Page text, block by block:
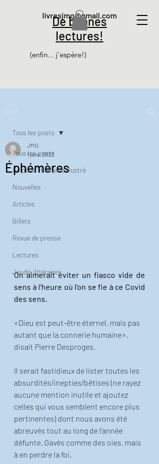
De bonnes
lectures!
(enfin... j'espère!)
livresjmg@gmail.com
Tous les posts
Le petit Thiéfaine illustré
Nouvelles
Articles
Billets
Revue de presse
Lectures
Jeudis littéraires
Tous les posts
Éphémères
JMG
1 janv. 2022
On aimerait éviter un fiasco vide de
sens à l’heure où l’on se fie à ce Covid
des sens.
«Dieu est peut-être éternel, mais pas
autant que la connerie humaine»,
disait Pierre Desproges.
Il serait fastidieux de lister toutes les
absurdités/inepties/bêtises (ne rayez
aucune mention inutile et ajoutez
celles qui vous semblent encore plus
pertinentes) dont nous avons été
abreuvés tout au long de l’année
défunte. Gavés comme des oies, mais
à en perdre la foi.